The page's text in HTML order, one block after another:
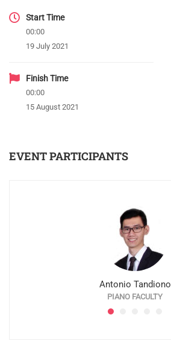
Start Time
00:00
19 July 2021
Finish Time
00:00
15 August 2021
EVENT PARTICIPANTS
Antonio Tandiono
PIANO FACULTY